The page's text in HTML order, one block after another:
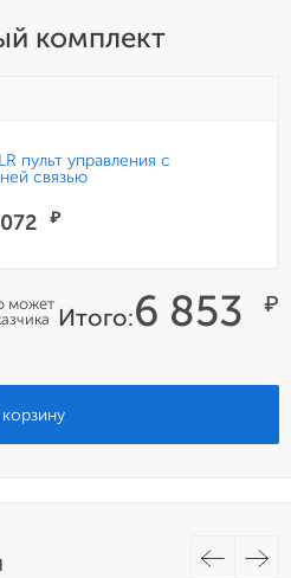
комплект
пульт управления с
связью
₽
может Итого:6 853 ₽